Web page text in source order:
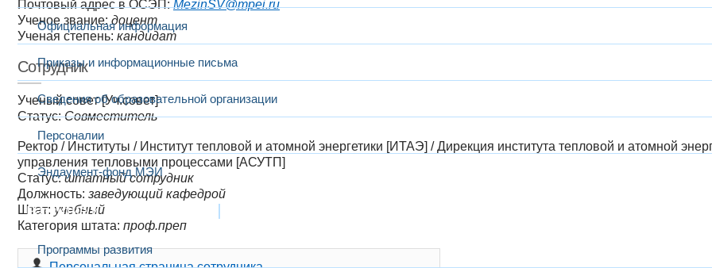
Официальная информация
Приказы и информационные письма
Сведения об образовательной организации
Персоналии
Эндаумент-фонд МЭИ
Развитие и сотрудничество
Программы развития
Почтовый адрес в ОСЭП:MezinSV@mpei.ru
Ученое звание: доцент
Ученая степень: кандидат
Сотрудник
Ученый совет [Уч.совет]
Статус:Совместитель
Ректор / Институты / Институт тепловой и атомной энергетики [ИТАЭ] /Дирекция института тепловой и атомной
управления тепловыми процессами [АСУТП]
Статус:штатный сотрудник
Должность: заведующий кафедрой
Штат: учебный
Категория штата: проф.преп